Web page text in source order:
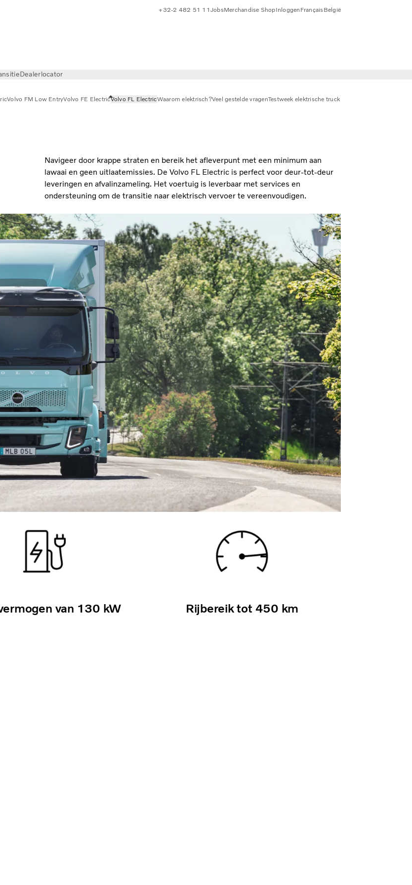
+32-2 482 51 11 JobsMerchandise ShopInloggen FrançaisBelgië
Dealerlocator
Volvo FM Low EntryVolvo FE ElectricVolvo FL ElectricWaarom elektrisch?Veel gestelde vragenTestweek elektrische truck
Navigeer door krappe straten en bereik het afleverpunt met een minimum aan
lawaai en geen uitlaatemissies. De Volvo FL Electric is perfect voor deur-tot-deur
leveringen en afvalinzameling. Het voertuig is leverbaar met services en
ondersteuning om de transitie naar elektrisch vervoer te vereenvoudigen.
van 130 kW Rijbereik tot 450 km